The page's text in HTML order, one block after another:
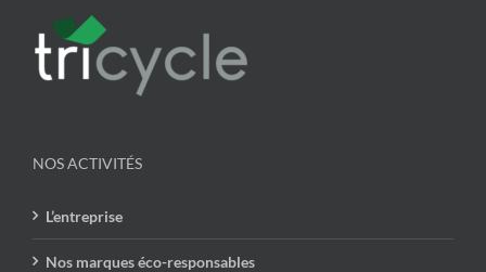
NOS ACTIVITÉS
L’entreprise
Nos marques éco-responsables